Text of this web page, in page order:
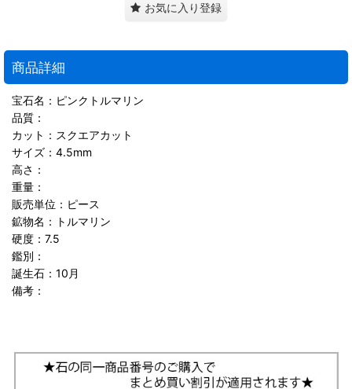
お気に入り登録
商品詳細
宝石名：ピンクトルマリン
品質：
カット：スクエアカット
サイズ：4.5mm
高さ：
重量：
販売単位：ピース
鉱物名：トルマリン
硬度：7.5
鑑別：
誕生石：10月
備考：